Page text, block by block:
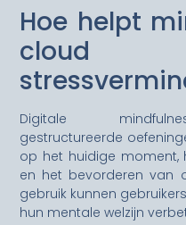
Hoe helpt
Digitale
gestructureerde
op het huidige moment,
en het bevorderen van
gebruik kunnen
hun mentale welzijn